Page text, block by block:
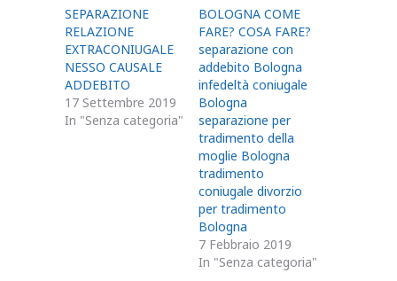
SEPARAZIONE
RELAZIONE
EXTRACONIUGALE
NESSO CAUSALE
ADDEBITO
17 Settembre 2019
In "Senza categoria"
BOLOGNA COME
FARE? COSA FARE?
separazione con
addebito Bologna
infedeltà coniugale
Bologna
separazione per
tradimento della
moglie Bologna
tradimento
coniugale divorzio
per tradimento
Bologna
7 Febbraio 2019
In "Senza categoria"